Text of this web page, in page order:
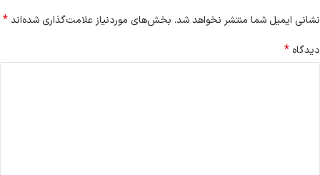
نشانی ایمیل شما منتشر نخواهد شد. بخش‌های موردنیاز علامت‌گذاری شده‌اند*
دیدگاه *